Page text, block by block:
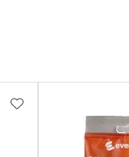
ADICIONAR AOS